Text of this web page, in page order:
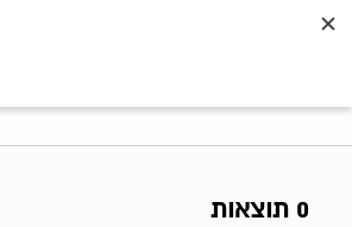
0 תוצאות